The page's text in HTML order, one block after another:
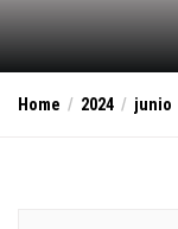
Home 2024 junio